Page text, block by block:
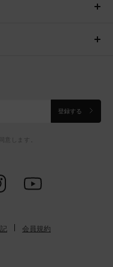
登録する
同意します。
会員規約